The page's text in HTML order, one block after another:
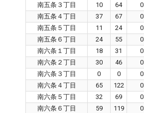
南五条３丁目
10 64 0
南五条４丁目
37 67 0
南五条５丁目
11 24 0
南五条６丁目
24 55 0
南六条１丁目
18 31 0
南六条２丁目
30 46 0
南六条３丁目
0 0 0
南六条４丁目
65 122 0
南六条５丁目
32 69 0
南六条６丁目
59 119 0